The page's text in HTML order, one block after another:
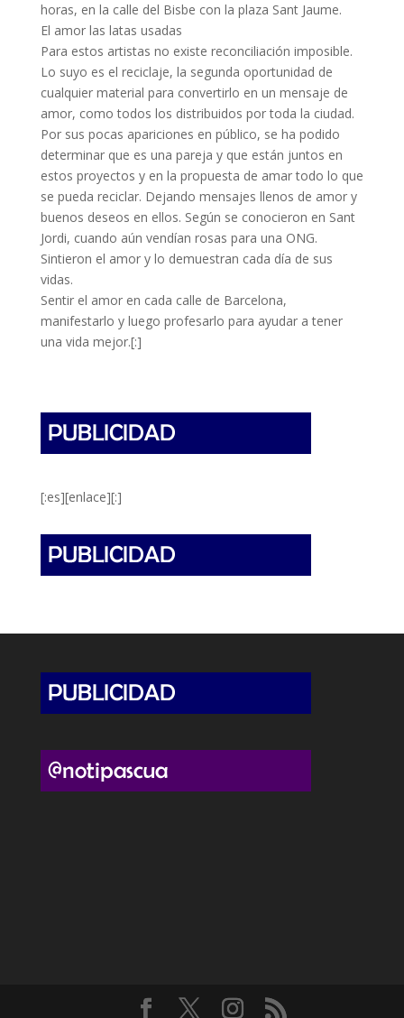
horas, en la calle del Bisbe con la plaza Sant Jaume.
El amor las latas usadas
Para estos artistas no existe reconciliación imposible.
Lo suyo es el reciclaje, la segunda oportunidad de
cualquier material para convertirlo en un mensaje de
amor, como todos los distribuidos por toda la ciudad.
Por sus pocas apariciones en público, se ha podido
determinar que es una pareja y que están juntos en
estos proyectos y en la propuesta de amar todo lo que
se pueda reciclar. Dejando mensajes llenos de amor y
buenos deseos en ellos. Según se conocieron en Sant
Jordi, cuando aún vendían rosas para una ONG.
Sintieron el amor y lo demuestran cada día de sus
vidas.
Sentir el amor en cada calle de Barcelona,
manifestarlo y luego profesarlo para ayudar a tener
una vida mejor.[:]
[:es][enlace][:]